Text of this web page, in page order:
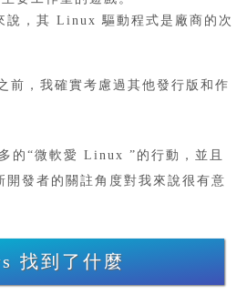
，其 Linux 驅動程式是廠商的次
前，我確實考慮過其他發行版和作
的“微軟愛 Linux ”的行動，並且
發者的關註角度對我來說很有意
找到了什麼